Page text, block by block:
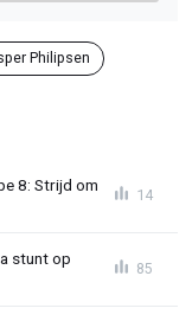
Philipsen
8: Strijd om
14
stunt op
85